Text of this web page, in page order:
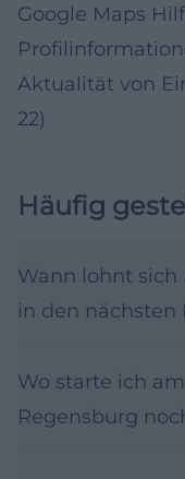
Google Maps
Aktualität von
22)
Häufig
Wann lohnt sich
in den nächsten
Wo starte ich
Regensburg